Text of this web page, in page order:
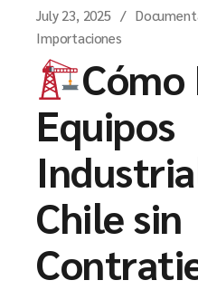
July 23, 2025
Importaciones
Equipos
Chile sin